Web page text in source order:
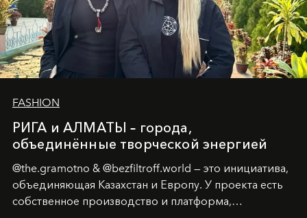
FASHION
РИГА и АЛМАТЫ – города,
объединённые творческой энергией
@the.gramotno & @bezfiltroff.world — это инициатива,
объединяющая Казахстан и Европу. У проекта есть
собственное производство и платформа,